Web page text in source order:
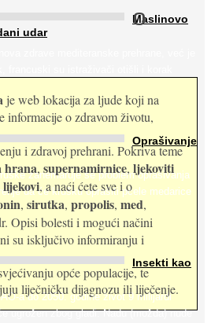
Maslinovo
udar
zdrave mediteranske prehrane, već je
Oprašivanje
zanemaruje se problem oprašivanja
da će krušku oprašiti pčele medarice
Insekti kao
a do 2050. godine život 9 milijardi
ugrožen zbog gladi. Nadu (možda) nude
O
je web lokacija za ljude koji na
informacije o zdravom životu,
i zdravoj prehrani. Pokriva teme
hrana, supernamirnice, ljekoviti
, a naći ćete sve i o
, sirutka, propolis, med,
Opisi bolesti i mogući načini
su isključivo informiranju i
opće populacije, te
liječničku dijagnozu ili liječenje.